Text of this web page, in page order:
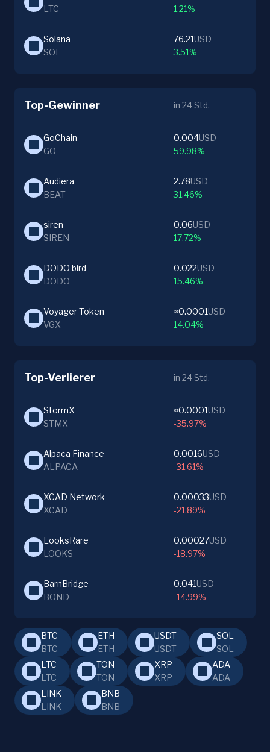
LTC
1.21%
Solana
SOL
76.21USD
3.51%
Top-Gewinner in 24 Std.
GoChain
GO
0.004USD
59.98%
Audiera
BEAT
2.78USD
31.46%
siren
SIREN
0.06USD
17.72%
DODO bird
DODO
0.022USD
15.46%
Voyager Token
VGX
≈0.0001USD
14.04%
Top-Verlierer in 24 Std.
StormX
STMX
≈0.0001USD
-35.97%
Alpaca Finance
ALPACA
0.0016USD
-31.61%
XCAD Network
XCAD
0.00033USD
-21.89%
LooksRare
LOOKS
0.00027USD
-18.97%
BarnBridge
BOND
0.041USD
-14.99%
BTC
BTC
ETH
ETH
USDT
USDT
SOL
SOL
LTC
LTC
TON
TON
XRP
XRP
ADA
ADA
LINK
LINK
BNB
BNB